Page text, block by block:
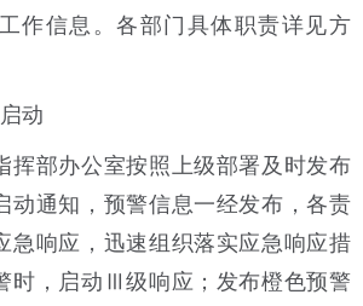
作信息。各部门具体职责详见方
动
部办公室按照上级部署及时发布
动通知，预警信息一经发布，各责
急响应，迅速组织落实应急响应措
时，启动Ⅲ级响应；发布橙色预警